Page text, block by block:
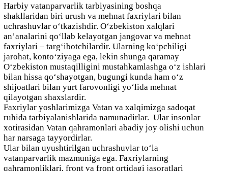
Harbiy vatanparvarlik tarbiyasining boshqa
shakllaridan biri urush va mehnat faxriylari bilan
uchrashuvlar o‘tkazishdir. O‘zbekiston xalqlari
an’analarini qo‘llab kelayotgan jangovar va mehnat
faxriylari – targ‘ibotchilardir. Ularning ko‘pchiligi
jarohat, konto‘ziyaga ega, lekin shunga qaramay
O‘zbekiston mustaqilligini mustahkamlashga o‘z ishlari
bilan hissa qo‘shayotgan, bugungi kunda ham o‘z
shijoatlari bilan yurt farovonligi yo‘lida mehnat
qilayotgan shaxslardir.
Faxriylar yoshlarimizga Vatan va xalqimizga sadoqat
ruhida tarbiyalanishlarida namunadirlar. Ular insonlar
xotirasidan Vatan qahramonlari abadiy joy olishi uchun
har narsaga tayyordirlar.
Ular bilan uyushtirilgan uchrashuvlar to‘la
vatanparvarlik mazmuniga ega. Faxriylarning
qahramonliklari, front va front ortidagi jasoratlari